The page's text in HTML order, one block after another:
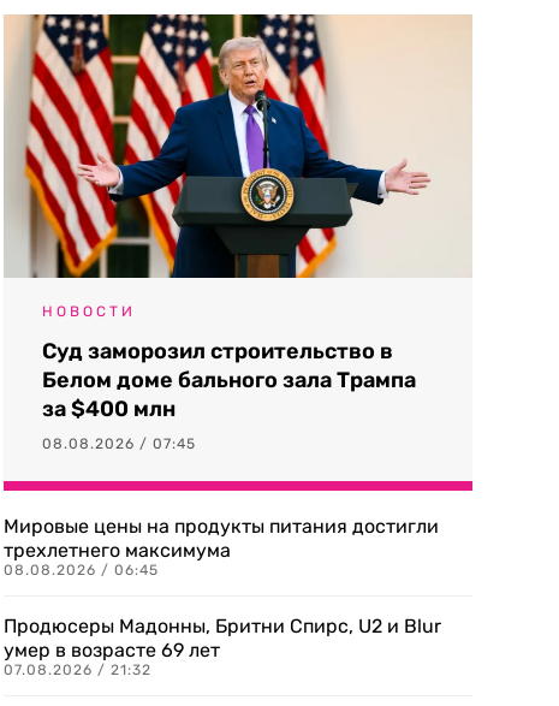
НОВОСТИ
Суд заморозил строительство в
Белом доме бального зала Трампа
за $400 млн
08.08.2026 / 07:45
Мировые цены на продукты питания достигли
трехлетнего максимума
08.08.2026 / 06:45
Продюсеры Мадонны, Бритни Спирс, U2 и Blur
умер в возрасте 69 лет
07.08.2026 / 21:32